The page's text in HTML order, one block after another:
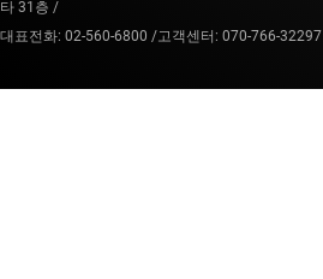
타 31층 /
대표전화: 02-560-6800 /고객센터: 070-766-32297